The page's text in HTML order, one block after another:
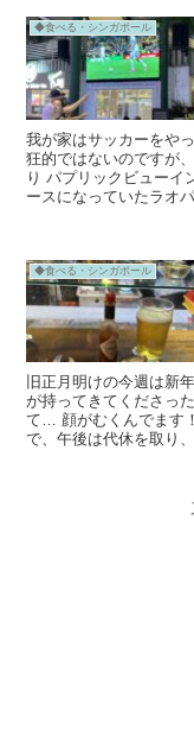
◆食べる・シンガポール
我が家はサッカーをや
狂的ではないのですが
り パプリックビューイ
ースになっていたラオ
◆食べる・シンガポール
旧正月明けの今週は新
が持ってきてくださっ
て… 顔がむくんでます
で、午後は代休を取り